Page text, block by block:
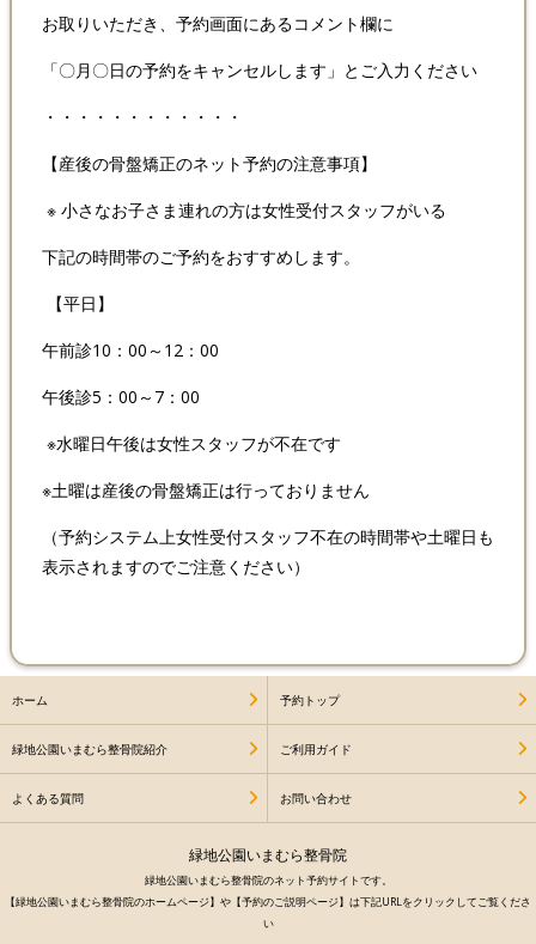
お取りいただき、予約画面にあるコメント欄に
「〇月〇日の予約をキャンセルします」とご入力ください
・・・・・・・・・・・・
【産後の骨盤矯正のネット予約の注意事項】
※ 小さなお子さま連れの方は女性受付スタッフがいる
下記の時間帯のご予約をおすすめします。
【平日】
午前診10：00～ 12 ： 00
午後診5 ： 00 ～ 7 ： 00
※水曜日午後は女性スタッフが不在です
※土曜は産後の骨盤矯正は行っておりません
（予約システム上女性受付スタッフ不在の時間帯や土曜日も
表示されますのでご注意ください）
ホーム 予約トップ
緑地公園いまむら整骨院紹介 ご利用ガイド
よくある質問 お問い合わせ
緑地公園いまむら整骨院
緑地公園いまむら整骨院のネット予約サイトです。
【緑地公園いまむら整骨院のホームページ】や【予約のご説明ページ】は下記URLをクリックしてご覧くださ
い